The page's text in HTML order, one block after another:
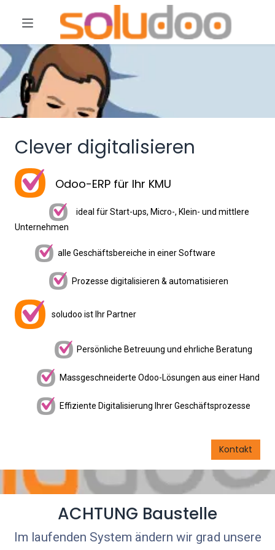
Clever digitalisieren
Odoo-ERP für Ihr KMU
ideal für Start-ups, Micro-, Klein- und mittlere
Unternehmen
alle Geschäftsbereiche in einer Software
Prozesse digitalisieren & automatisieren
soludoo ist Ihr Partner
Persönliche Betreuung und ehrliche Beratung
Massgeschneiderte Odoo-Lösungen aus einer Hand
Effiziente Digitalisierung Ihrer Geschäftsprozesse
Kontakt
ACHTUNG Baustelle
Im laufenden System ändern wir grad unsere